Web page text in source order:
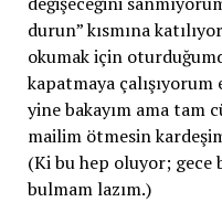
durun” kısmına
okumak için
kapatmaya
yine bakayım ama tam
mailim ötmesin
(Ki bu hep oluyor;
bulmam lazım.)